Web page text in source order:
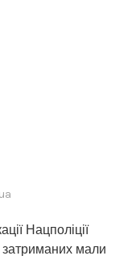
Нацполіції
затриманих мали